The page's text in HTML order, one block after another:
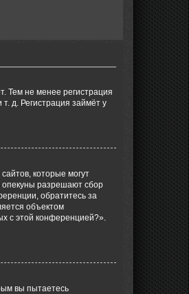
Тем не менее регистрация
д. Регистрация займёт у
которые могут
опекуны разрешают сбор
обратитесь за
объектом
с этой конференцией?».
вы пытаетесь